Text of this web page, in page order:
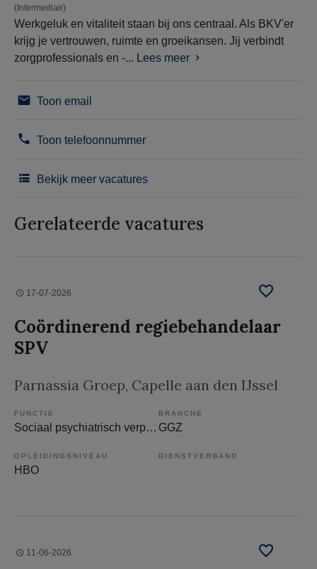
(Intermediair)
Werkgeluk en vitaliteit staan bij ons centraal. Als BKV'er
krijg je vertrouwen, ruimte en groeikansen. Jij verbindt
zorgprofessionals en -... Lees meer
Toon email
Toon telefoonnummer
Bekijk meer vacatures
Gerelateerde vacatures
17-07-2026
Coördinerend regiebehandelaar
SPV
Parnassia Groep, Capelle aan den IJssel
FUNCTIE
Sociaal psychiatrisch verpleegkundige
BRANCHE
GGZ
OPLEIDINGSNIVEAU
HBO
DIENSTVERBAND
11-06-2026